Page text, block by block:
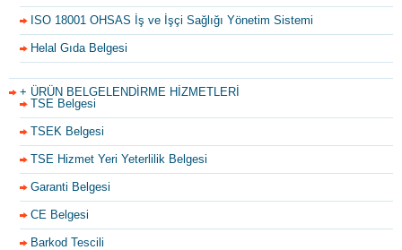
ISO 18001 OHSAS İş ve İşçi Sağlığı Yönetim Sistemi
Helal Gıda Belgesi
+ ÜRÜN BELGELENDİRME HİZMETLERİ
TSE Belgesi
TSEK Belgesi
TSE Hizmet Yeri Yeterlilik Belgesi
Garanti Belgesi
CE Belgesi
Barkod Tescili